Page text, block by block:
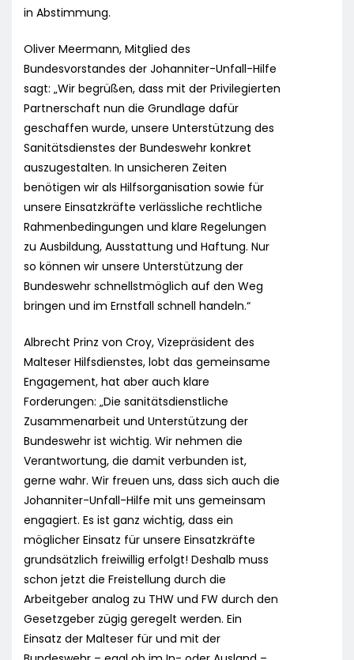
in Abstimmung.
Oliver Meermann, Mitglied des
Bundesvorstandes der Johanniter-Unfall-Hilfe
sagt: „Wir begrüßen, dass mit der Privilegierten
Partnerschaft nun die Grundlage dafür
geschaffen wurde, unsere Unterstützung des
Sanitätsdienstes der Bundeswehr konkret
auszugestalten. In unsicheren Zeiten
benötigen wir als Hilfsorganisation sowie für
unsere Einsatzkräfte verlässliche rechtliche
Rahmenbedingungen und klare Regelungen
zu Ausbildung, Ausstattung und Haftung. Nur
so können wir unsere Unterstützung der
Bundeswehr schnellstmöglich auf den Weg
bringen und im Ernstfall schnell handeln.“
Albrecht Prinz von Croy, Vizepräsident des
Malteser Hilfsdienstes, lobt das gemeinsame
Engagement, hat aber auch klare
Forderungen: „Die sanitätsdienstliche
Zusammenarbeit und Unterstützung der
Bundeswehr ist wichtig. Wir nehmen die
Verantwortung, die damit verbunden ist,
gerne wahr. Wir freuen uns, dass sich auch die
Johanniter-Unfall-Hilfe mit uns gemeinsam
engagiert. Es ist ganz wichtig, dass ein
möglicher Einsatz für unsere Einsatzkräfte
grundsätzlich freiwillig erfolgt! Deshalb muss
schon jetzt die Freistellung durch die
Arbeitgeber analog zu THW und FW durch den
Gesetzgeber zügig geregelt werden. Ein
Einsatz der Malteser für und mit der